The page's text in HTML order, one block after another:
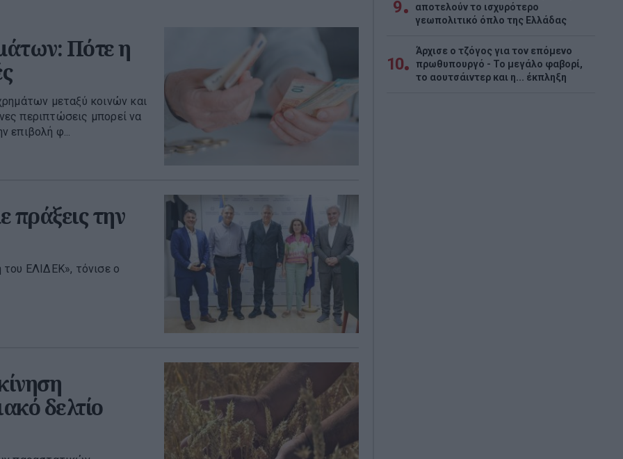
Πότε η
μεταξύ κοινών και
περιπτώσεις μπορεί να
φ...
πράξεις την
ΕΛΙΔΕΚ», τόνισε ο
δελτίο
9
αποτελούν το ισχυρότερο
γεωπολιτικό όπλο της Ελλάδας
10
Άρχισε ο τζόγος για τον επόμενο
πρωθυπουργό - Το μεγάλο φαβορί,
το αουτσάιντερ και η... έκπληξη